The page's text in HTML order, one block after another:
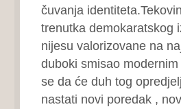
čuvanja
trenutka demokaratskog
nijesu valorizovane na
duboki smisao
se da će duh tog
nastati novi poredak ,